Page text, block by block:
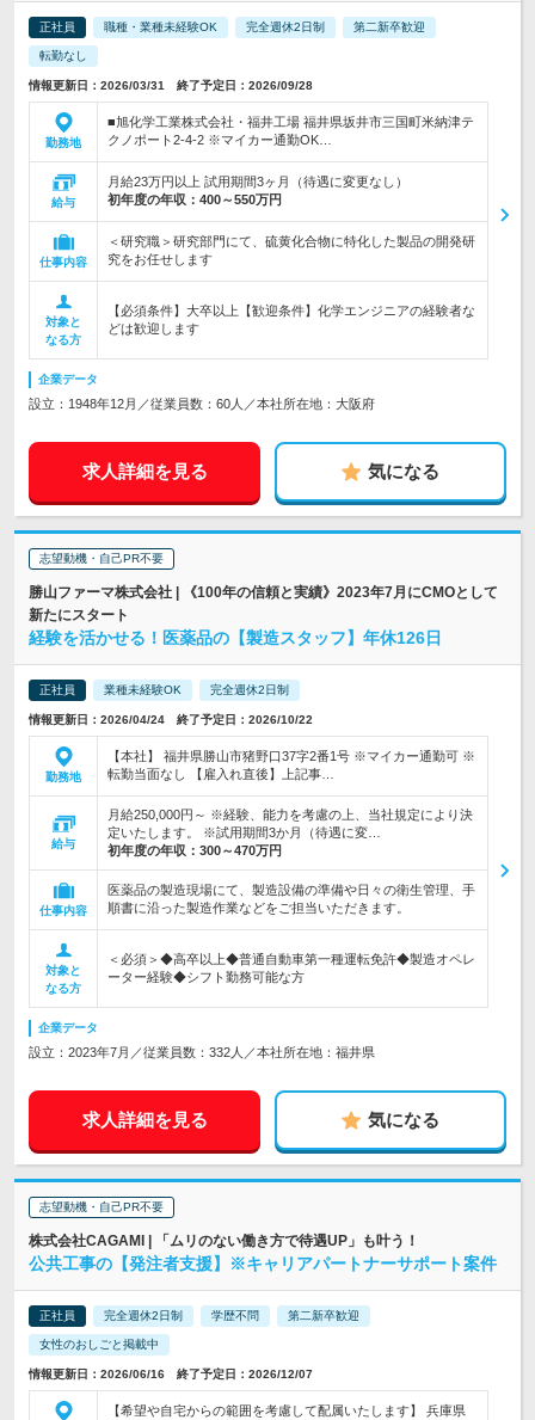
正社員 職種・業種未経験OK 完全週休2日制 第二新卒歓迎
転勤なし
情報更新日：2026/03/31 終了予定日：2026/09/28
勤務地
■旭化学工業株式会社・福井工場 福井県坂井市三国町米納津テ
クノポート2-4-2 ※マイカー通勤OK…
給与
月給23万円以上 試用期間3ヶ月（待遇に変更なし）
初年度の年収： 400～550万円
仕事内容
＜研究職＞研究部門にて、硫黄化合物に特化した製品の開発研
究をお任せします
対象と
なる方
【必須条件】大卒以上【歓迎条件】化学エンジニアの経験者な
どは歓迎します
企業データ
設立：1948年12月／従業員数：60人／本社所在地：大阪府
求人詳細を見る 気になる
志望動機・自己PR不要
勝山ファーマ株式会社 | 《100年の信頼と実績》2023年7月にCMOとして
新たにスタート
経験を活かせる！医薬品の【製造スタッフ】年休126日
正社員 業種未経験OK 完全週休2日制
情報更新日：2026/04/24 終了予定日：2026/10/22
勤務地
【本社】 福井県勝山市猪野口37字2番1号 ※マイカー通勤可 ※
転勤当面なし 【雇入れ直後】上記事…
給与
月給250,000円～ ※経験、能力を考慮の上、当社規定により決
定いたします。 ※試用期間3か月（待遇に変…
初年度の年収： 300～470万円
仕事内容
医薬品の製造現場にて、製造設備の準備や日々の衛生管理、手
順書に沿った製造作業などをご担当いただきます。
対象と
なる方
＜必須＞◆高卒以上◆普通自動車第一種運転免許◆製造オペレ
ーター経験◆シフト勤務可能な方
企業データ
設立：2023年7月／従業員数：332人／本社所在地：福井県
求人詳細を見る 気になる
志望動機・自己PR不要
株式会社CAGAMI | 「ムリのない働き方で待遇UP」も叶う！
公共工事の【発注者支援】※キャリアパートナーサポート案件
正社員 完全週休2日制 学歴不問 第二新卒歓迎
女性のおしごと掲載中
情報更新日：2026/06/16 終了予定日：2026/12/07
【希望や自宅からの範囲を考慮して配属いたします】 兵庫県